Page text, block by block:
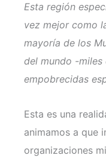
Esta región
vez mejor como
mayoría de los
del mundo -miles
empobrecidas
Esta es una
animamos a que
organizaciones